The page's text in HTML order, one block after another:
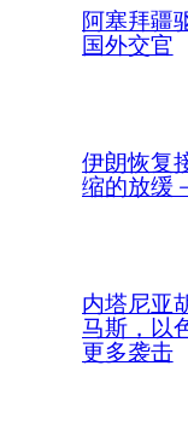
阿塞拜疆
国外交官
伊朗恢复
缩的放缓
内塔尼亚
马斯，以
更多袭击